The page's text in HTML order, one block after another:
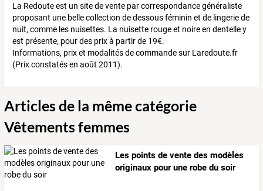
La Redoute est un site de vente par correspondance généraliste
proposant une belle collection de dessous féminin et de lingerie de
nuit, comme les nuisettes. La nuisette rouge et noire en dentelle y
est présente, pour des prix à partir de 19€.
Informations, prix et modalités de commande sur Laredoute.fr
(Prix constatés en août 2011).
Articles de la même catégorie
Vêtements femmes
Les points de vente des modèles
originaux pour une robe du soir